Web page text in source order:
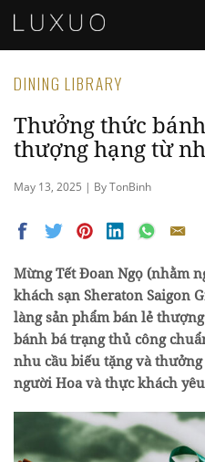
DINING LIBRARY
Thưởng thức
thượng hạng từ
May 13, 2025 | By TonBinh
Mừng Tết Đoan Ngọ (nhằm
khách sạn Sheraton Saigon
làng sản phẩm bán lẻ
bánh bá trạng thủ công
nhu cầu biếu tặng và
người Hoa và thực khách